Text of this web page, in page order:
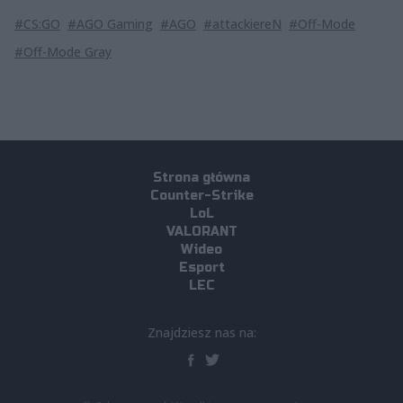
#CS:GO #AGO Gaming #AGO #attackiereN #Off-Mode
#Off-Mode Gray
Strona główna
Counter-Strike
LoL
VALORANT
Wideo
Esport
LEC
Znajdziesz nas na: